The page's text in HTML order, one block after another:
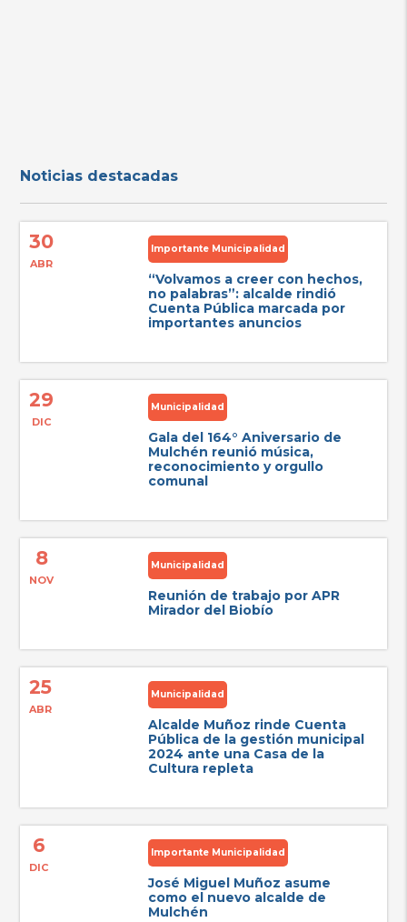
Noticias destacadas
30
ABR
Importante Municipalidad
“Volvamos a creer con hechos,
no palabras”: alcalde rindió
Cuenta Pública marcada por
importantes anuncios
29
DIC
Municipalidad
Gala del 164° Aniversario de
Mulchén reunió música,
reconocimiento y orgullo
comunal
8
NOV
Municipalidad
Reunión de trabajo por APR
Mirador del Biobío
25
ABR
Municipalidad
Alcalde Muñoz rinde Cuenta
Pública de la gestión municipal
2024 ante una Casa de la
Cultura repleta
6
DIC
Importante Municipalidad
José Miguel Muñoz asume
como el nuevo alcalde de
Mulchén